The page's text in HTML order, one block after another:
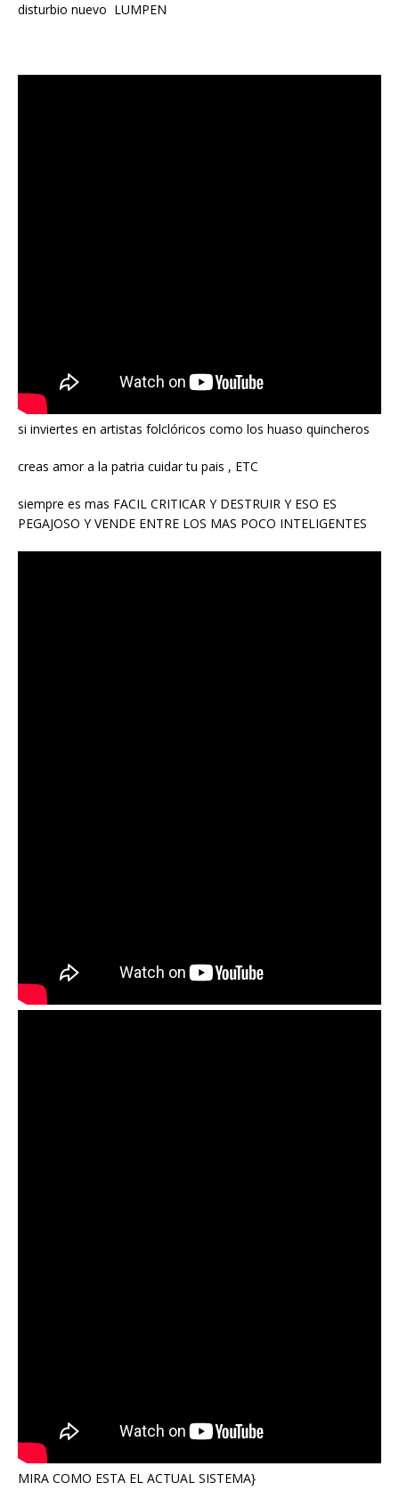
disturbio nuevo LUMPEN
si inviertes en artistas folclóricos como los huaso quincheros
creas amor a la patria cuidar tu pais , ETC
siempre es mas FACIL CRITICAR Y DESTRUIR Y ESO ES
PEGAJOSO Y VENDE ENTRE LOS MAS POCO INTELIGENTES
MIRA COMO ESTA EL ACTUAL SISTEMA}